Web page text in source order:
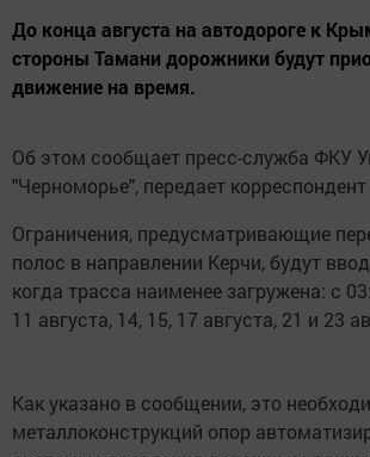
До конца августа на автодороге к
стороны Тамани дорожники будут
движение на время.
Об этом сообщает пресс-служба ФКУ
"Черноморье", передает
Ограничения, предусматривающие
полос в направлении Керчи, будут
когда трасса наименее загружена: с
11 августа, 14, 15, 17 августа, 21 и 23
Как указано в сообщении, это
металлоконструкций опор